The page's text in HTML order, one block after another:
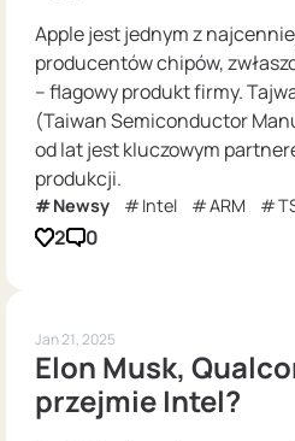
Apple jest jednym z
producentów chipów,
– flagowy produkt firmy.
(Taiwan Semiconductor
od lat jest kluczowym
produkcji.
Newsy Intel ARM
2 0
Jan 21, 2025
Elon Musk,
przejmie Intel?